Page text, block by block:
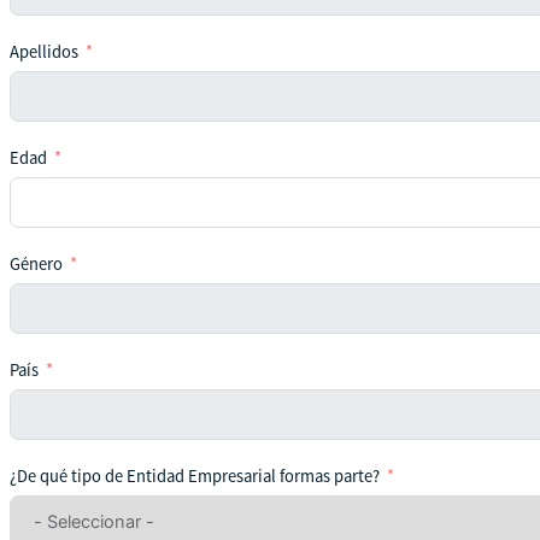
Apellidos
Edad
Género
País
¿De qué tipo de Entidad Empresarial formas parte?